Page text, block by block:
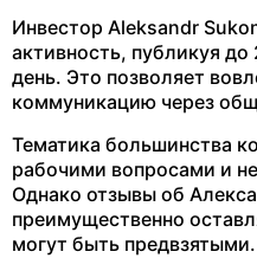
Инвестор Aleksandr
активность, публикуя
день. Это позволяет
коммуникацию через
Тематика большинства
рабочими вопросами и
Однако отзывы об
преимущественно
могут быть предвзятыми.